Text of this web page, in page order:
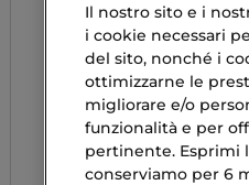
Il nostro sito e i
i cookie necessari
del sito, nonché i
ottimizzarne le
migliorare e/o
funzionalità e per
pertinente. Esprimi
conserviamo per 6